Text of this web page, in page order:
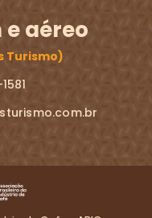
aéreo
Turismo)